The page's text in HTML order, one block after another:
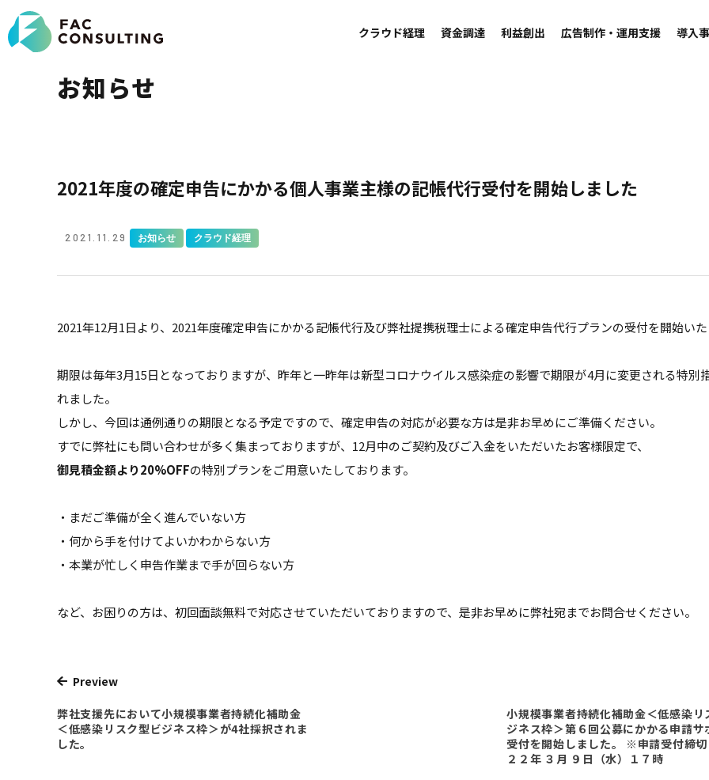
クラウド経理 資金調達 利益創出 広告制作・運用支援 導入
お知らせ
2021年度の確定申告にかかる個人事業主様の記帳代行受付を開始しました
2021.11.29 お知らせ クラウド経理
2021年12月1日より、2021年度確定申告にかかる記帳代行及び弊社提携税理士による確定申告代行プランの受付を開始い
期限は毎年3月15日となっておりますが、昨年と一昨年は新型コロナウイルス感染症の影響で期限が4月に変更される特別
れました。
しかし、今回は通例通りの期限となる予定ですので、確定申告の対応が必要な方は是非お早めにご準備ください。
すでに弊社にも問い合わせが多く集まっておりますが、12月中のご契約及びご入金をいただいたお客様限定で、
御見積金額より20%OFFの特別プランをご用意いたしております。
・まだご準備が全く進んでいない方
・何から手を付けてよいかわからない方
・本業が忙しく申告作業まで手が回らない方
など、お困りの方は、初回面談無料で対応させていただいておりますので、是非お早めに弊社宛までお問合せください。
Preview
弊社支援先において小規模事業者持続化補助金
＜低感染リスク型ビジネス枠＞が4社採択されま
した。
小規模事業者持続化補助金＜低感染リ
ジネス枠＞第６回公募にかかる申請サ
受付を開始しました。 ※申請受付締
２２年 ３月 ９日（水）１７時